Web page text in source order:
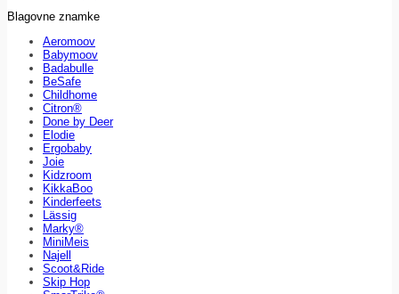
Blagovne znamke
Aeromoov
Babymoov
Badabulle
BeSafe
Childhome
Citron®
Done by Deer
Elodie
Ergobaby
Joie
Kidzroom
KikkaBoo
Kinderfeets
Lässig
Marky®
MiniMeis
Najell
Scoot&Ride
Skip Hop